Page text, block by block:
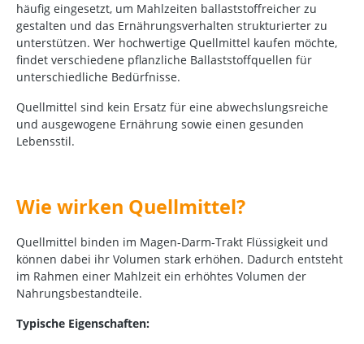
häufig eingesetzt, um Mahlzeiten ballaststoffreicher zu
gestalten und das Ernährungsverhalten strukturierter zu
unterstützen. Wer hochwertige Quellmittel kaufen möchte,
findet verschiedene pflanzliche Ballaststoffquellen für
unterschiedliche Bedürfnisse.
Quellmittel sind kein Ersatz für eine abwechslungsreiche
und ausgewogene Ernährung sowie einen gesunden
Lebensstil.
Wie wirken Quellmittel?
Quellmittel binden im Magen-Darm-Trakt Flüssigkeit und
können dabei ihr Volumen stark erhöhen. Dadurch entsteht
im Rahmen einer Mahlzeit ein erhöhtes Volumen der
Nahrungsbestandteile.
Typische Eigenschaften: